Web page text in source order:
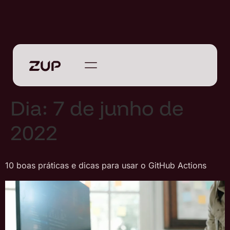
Dia: 7 de junho de
2022
10 boas práticas e dicas para usar o GitHub Actions